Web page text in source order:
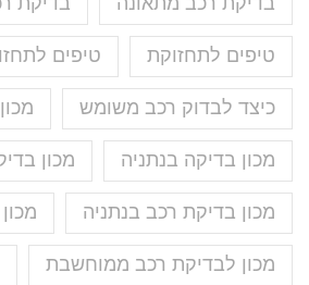
טיפים לתחזוקת טיפים
כיצד לבדוק רכב משומש
מכון בדיקה בנתניה מכון
מכון בדיקת רכב בנתניה
מכון לבדיקת רכב ממוחשבת